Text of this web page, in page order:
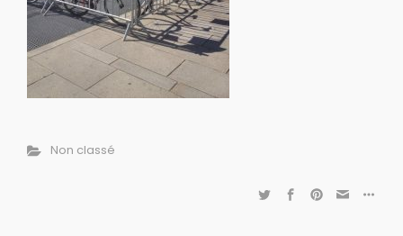
Non classé